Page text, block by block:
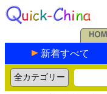
新着すべて